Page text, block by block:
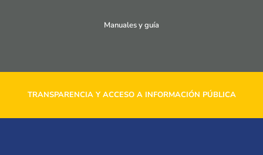
Manuales y guía
TRANSPARENCIA Y ACCESO A INFORMACIÓN PÚBLICA